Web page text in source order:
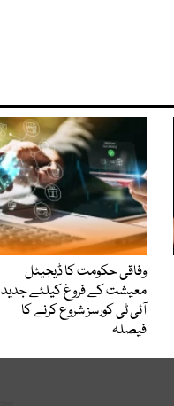
وفاقی حکومت کا ڈیجیٹل
معیشت کے فروغ کیلئے جدید
آئی ٹی کورسز شروع کرنے کا
فیصلہ